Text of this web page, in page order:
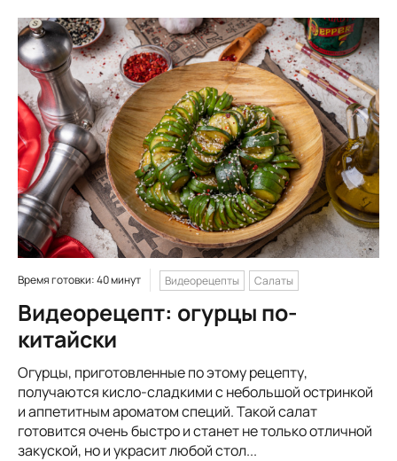
Время готовки: 40 минут Видеорецепты Салаты
Видеорецепт: огурцы по-
китайски
Огурцы, приготовленные по этому рецепту,
получаются кисло-сладкими с небольшой остринкой
и аппетитным ароматом специй. Такой салат
готовится очень быстро и станет не только отличной
закуской, но и украсит любой стол...